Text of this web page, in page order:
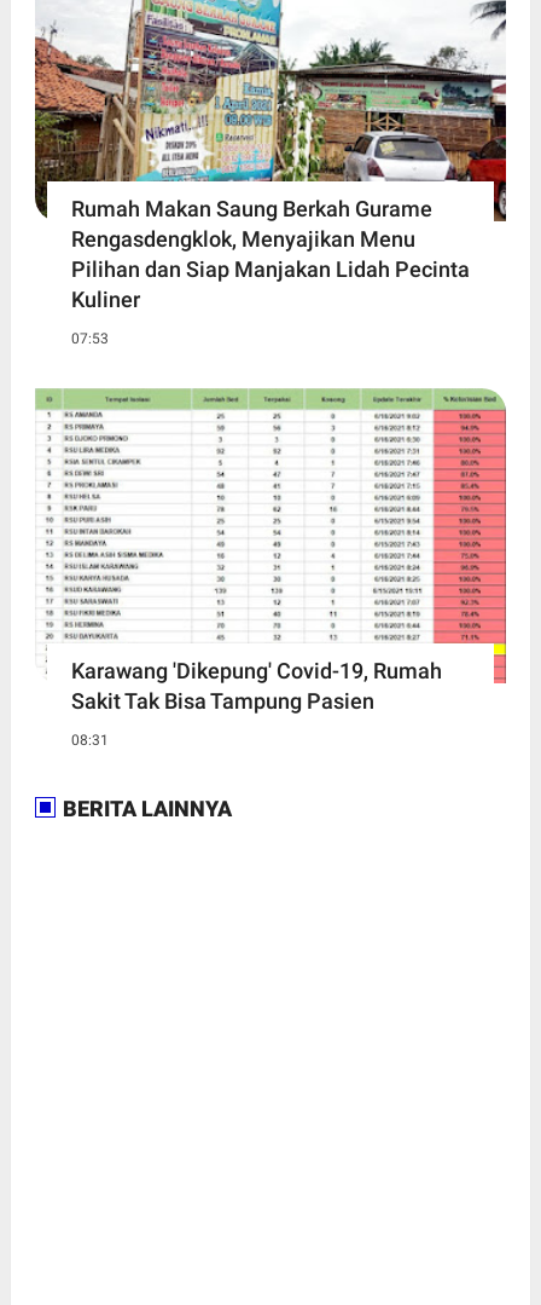
Rumah Makan Saung Berkah Gurame
Rengasdengklok, Menyajikan Menu
Pilihan dan Siap Manjakan Lidah Pecinta
Kuliner
07:53
Karawang 'Dikepung' Covid-19, Rumah
Sakit Tak Bisa Tampung Pasien
08:31
BERITA LAINNYA